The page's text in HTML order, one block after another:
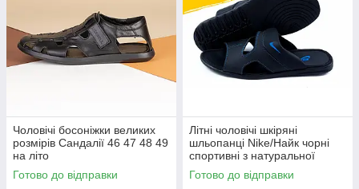
Чоловічі босоніжки великих
розмірів Сандалії 46 47 48 49
на літо
Готово до відправки
Літні чоловічі шкіряні
шльопанці Nike/Найк чорні
спортивні з натуральної
шкіри на літо *35 черн/син
шл*
Готово до відправки